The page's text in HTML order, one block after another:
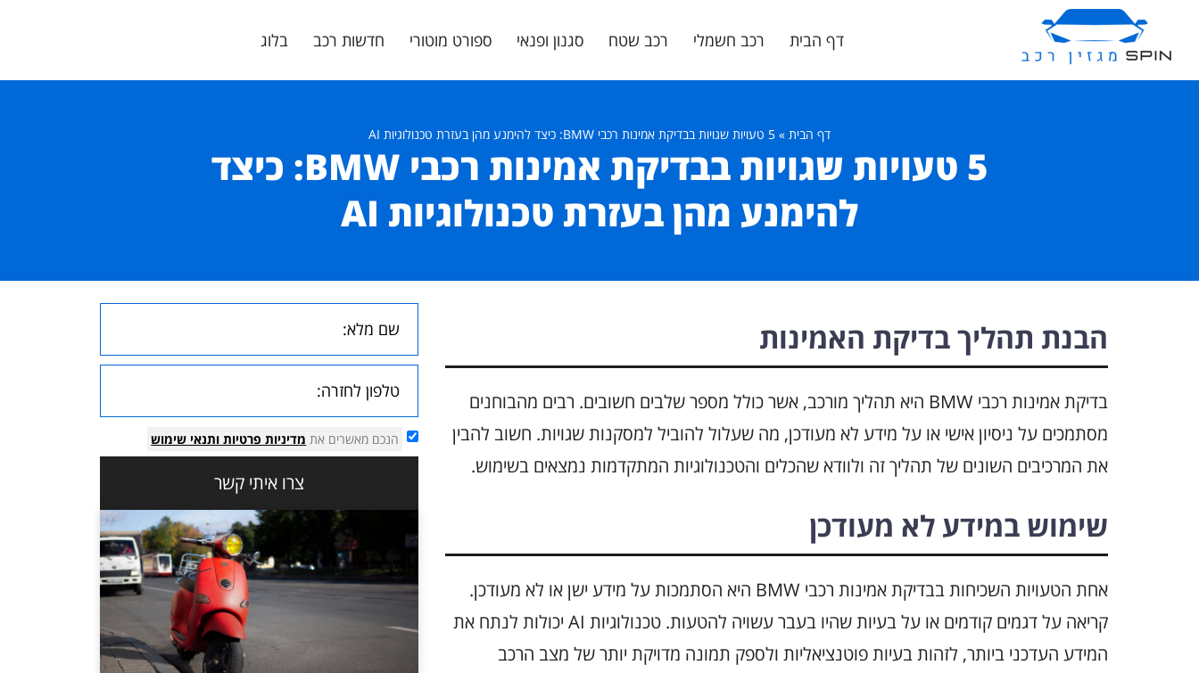
דף הבית רכב חשמלי רכב שטח סגנון ופנאי ספורט מוטורי חדשות רכב בלוג
דף הבית » 5 טעויות שגויות בבדיקת אמינות רכבי BMW: כיצד להימנע מהן בעזרת טכנולוגיות AI
5 טעויות שגויות בבדיקת אמינות רכבי BMW: כיצד
להימנע מהן בעזרת טכנולוגיות AI
הבנת תהליך בדיקת האמינות
בדיקת אמינות רכבי BMW היא תהליך מורכב, אשר כולל מספר שלבים חשובים. רבים מהבוחנים
מסתמכים על ניסיון אישי או על מידע לא מעודכן, מה שעלול להוביל למסקנות שגויות. חשוב להבין
את המרכיבים השונים של תהליך זה ולוודא שהכלים והטכנולוגיות המתקדמות נמצאים בשימוש.
שימוש במידע לא מעודכן
אחת הטעויות השכיחות בבדיקת אמינות רכבי BMW היא הסתמכות על מידע ישן או לא מעודכן.
קריאה על דגמים קודמים או על בעיות שהיו בעבר עשויה להטעות. טכנולוגיות AI יכולות לנתח את
המידע העדכני ביותר, לזהות בעיות פוטנציאליות ולספק תמונה מדויקת יותר של מצב הרכב
הנכם מאשרים את מדיניות פרטיות ותנאי שימוש
צרו איתי קשר